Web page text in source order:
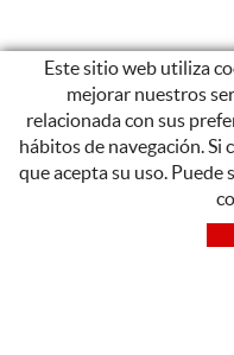
Este sitio web utiliza
mejorar nuestros
relacionada con sus
hábitos de navegación. Si
que acepta su uso.